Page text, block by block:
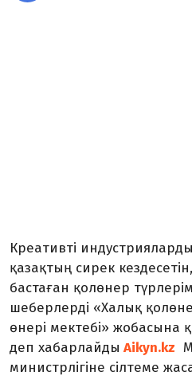
Креативті
қазақтың сирек
бастаған қолөнер
шеберлерді «Халық
өнері мектебі» жобасына
деп хабарлайды Aikyn.kz
министрлігіне сілтеме